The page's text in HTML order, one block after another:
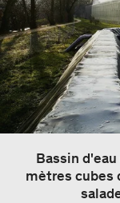
Bassin
mètres cubes